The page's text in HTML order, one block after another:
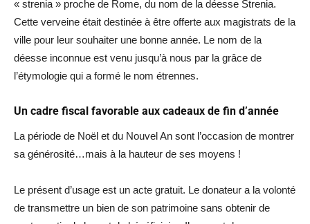
« strenia » proche de Rome, du nom de la déesse Strenia.
Cette verveine était destinée à être offerte aux magistrats de la
ville pour leur souhaiter une bonne année. Le nom de la
déesse inconnue est venu jusqu’à nous par la grâce de
l’étymologie qui a formé le nom étrennes.
Un cadre fiscal favorable aux cadeaux de fin d’année
La période de Noël et du Nouvel An sont l’occasion de montrer
sa générosité…mais à la hauteur de ses moyens !
Le présent d’usage est un acte gratuit. Le donateur a la volonté
de transmettre un bien de son patrimoine sans obtenir de